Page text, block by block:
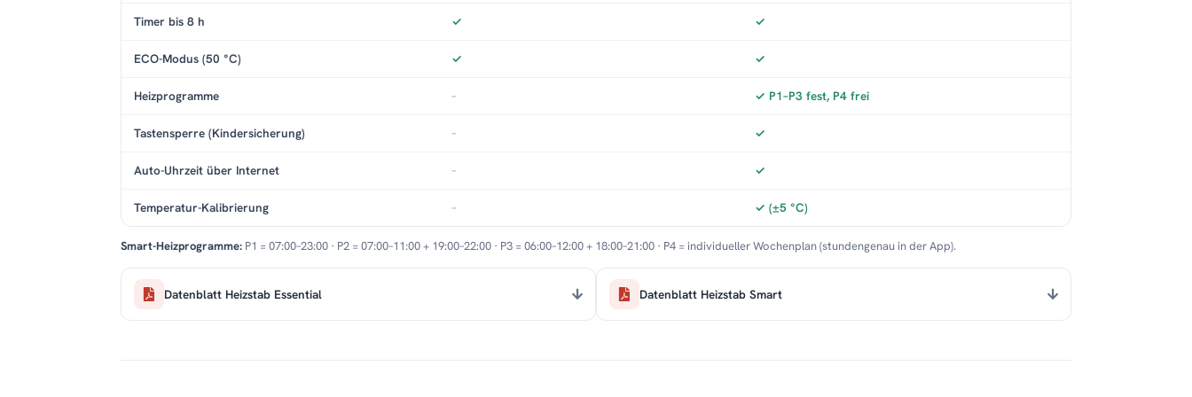
Timer bis 8 h ✓ ✓
ECO-Modus (50 °C) ✓ ✓
Heizprogramme – ✓ P1–P3 fest, P4 frei
Tastensperre (Kindersicherung) – ✓
Auto-Uhrzeit über Internet – ✓
Temperatur-Kalibrierung – ✓ (±5 °C)
Smart-Heizprogramme: P1 = 07:00–23:00 · P2 = 07:00–11:00 + 19:00–22:00 · P3 = 06:00–12:00 + 18:00–21:00 · P4 = individueller Wochenplan (stundengenau in der App).
Datenblatt Heizstab Essential Datenblatt Heizstab Smart